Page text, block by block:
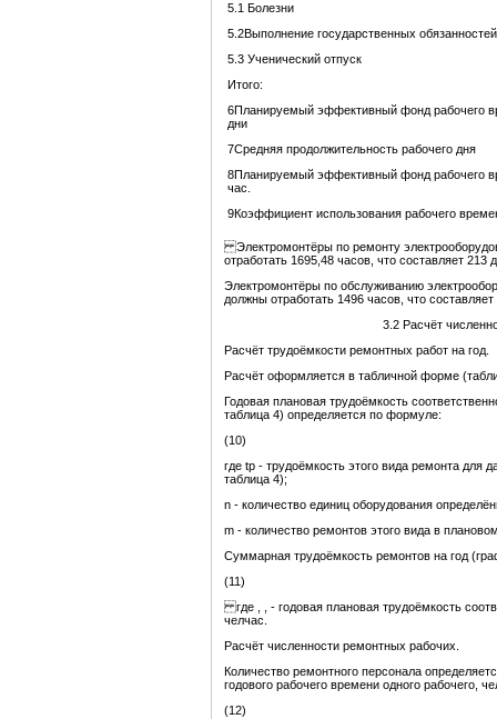
5.1 Болезни
5.2Выполнение государственных обязанностей
5.3 Ученический отпуск
Итого:
6Планируемый эффективный фонд рабочего
дни
7Средняя продолжительность рабочего дня
8Планируемый эффективный фонд рабочего
час.
9Коэффициент использования рабочего
Электромонтёры по ремонту
отработать 1695,48 часов, что составляет 213
Электромонтёры по обслуживанию
должны отработать 1496 часов, что
3.2 Расчёт
Расчёт трудоёмкости ремонтных работ на год.
Расчёт оформляется в табличной форме
Годовая плановая трудоёмкость
таблица 4) определяется по формуле:
(10)
где tр - трудоёмкость этого вида ремонта для
таблица 4);
n - количество единиц оборудования
m - количество ремонтов этого вида в
Суммарная трудоёмкость ремонтов на год
(11)
где , , - годовая плановая трудоёмкость
челчас.
Расчёт численности ремонтных рабочих.
Количество ремонтного персонала
годового рабочего времени одного рабочего,
(12)